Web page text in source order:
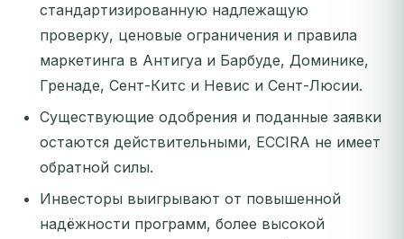
стандартизированную надлежащую
проверку, ценовые ограничения и правила
маркетинга в Антигуа и Барбуде, Доминике,
Гренаде, Сент-Китс и Невис и Сент-Люсии.
Существующие одобрения и поданные заявки
остаются действительными, ECCIRA не имеет
обратной силы.
Инвесторы выигрывают от повышенной
надёжности программ, более высокой